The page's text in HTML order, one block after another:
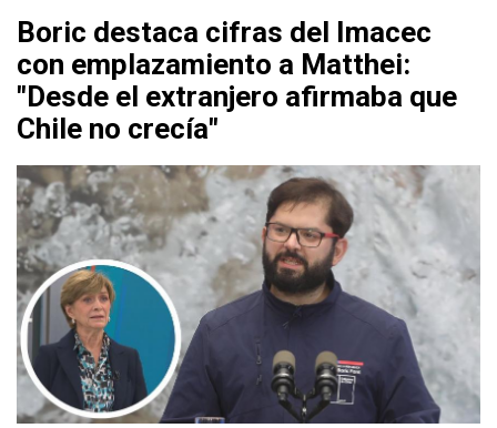
Boric destaca cifras del Imacec
con emplazamiento a Matthei:
"Desde el extranjero afirmaba que
Chile no crecía"